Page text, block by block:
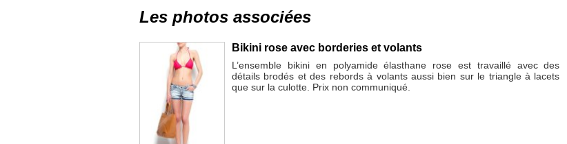
Les photos associées
Bikini rose avec borderies et volants
L’ensemble bikini en polyamide élasthane rose est travaillé avec des
détails brodés et des rebords à volants aussi bien sur le triangle à lacets
que sur la culotte. Prix non communiqué.